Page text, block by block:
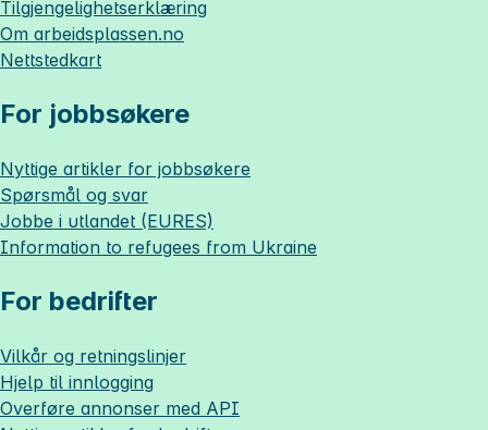
Tilgjengelighetserklæring
Om arbeidsplassen.no
Nettstedkart
For jobbsøkere
Nyttige artikler for jobbsøkere
Spørsmål og svar
Jobbe i utlandet (EURES)
Information to refugees from Ukraine
For bedrifter
Vilkår og retningslinjer
Hjelp til innlogging
Overføre annonser med API